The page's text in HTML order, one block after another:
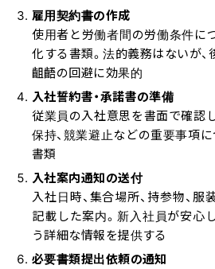
雇用契約書の作成
使用者と労働者間の労働条件に
化する書類。法的義務はないが
齟齬の回避に効果的
入社誓約書・承諾書の準備
従業員の入社意思を書面で確認
保持、競業避止などの重要事項
書類
入社案内通知の送付
入社日時、集合場所、持参物、
記載した案内。新入社員が安心
う詳細な情報を提供する
必要書類提出依頼の通知